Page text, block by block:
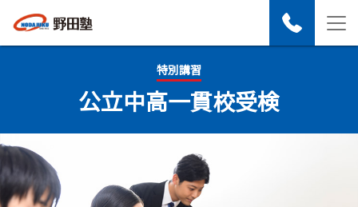
特別講習
公立中高一貫校受検